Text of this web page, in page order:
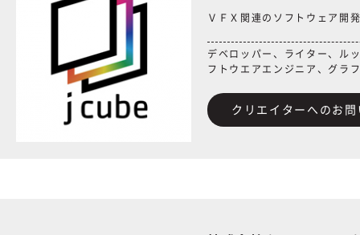
ＶＦＸ関連のソフトウェア開
デベロッパー、ライター、ル
フトウエアエンジニア、グラ
クリエイターへのお